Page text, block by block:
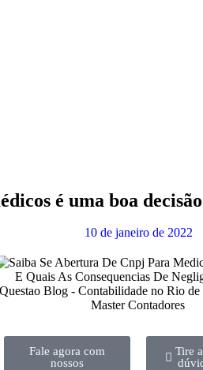
é uma boa
10 de janeiro de 2022
Fale agora com
nossos
Tire